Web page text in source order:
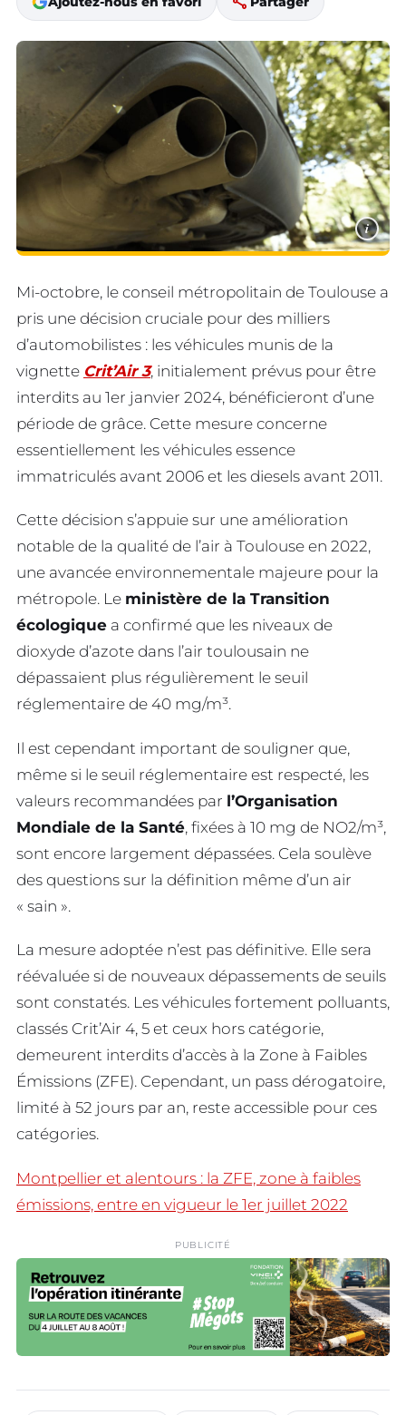
i
Mi-octobre, le conseil métropolitain de Toulouse a
pris une décision cruciale pour des milliers
d’automobilistes : les véhicules munis de la
vignette Crit’Air 3, initialement prévus pour être
interdits au 1er janvier 2024, bénéficieront d’une
période de grâce. Cette mesure concerne
essentiellement les véhicules essence
immatriculés avant 2006 et les diesels avant 2011.
Cette décision s’appuie sur une amélioration
notable de la qualité de l’air à Toulouse en 2022,
une avancée environnementale majeure pour la
métropole. Le ministère de la Transition
écologique a confirmé que les niveaux de
dioxyde d’azote dans l’air toulousain ne
dépassaient plus régulièrement le seuil
réglementaire de 40 mg/m³.
Il est cependant important de souligner que,
même si le seuil réglementaire est respecté, les
valeurs recommandées par l’Organisation
Mondiale de la Santé, fixées à 10 mg de NO2/m³,
sont encore largement dépassées. Cela soulève
des questions sur la définition même d’un air
« sain ».
La mesure adoptée n’est pas définitive. Elle sera
réévaluée si de nouveaux dépassements de seuils
sont constatés. Les véhicules fortement polluants,
classés Crit’Air 4, 5 et ceux hors catégorie,
demeurent interdits d’accès à la Zone à Faibles
Émissions (ZFE). Cependant, un pass dérogatoire,
limité à 52 jours par an, reste accessible pour ces
catégories.
Montpellier et alentours : la ZFE, zone à faibles
émissions, entre en vigueur le 1er juillet 2022
PUBLICITÉ